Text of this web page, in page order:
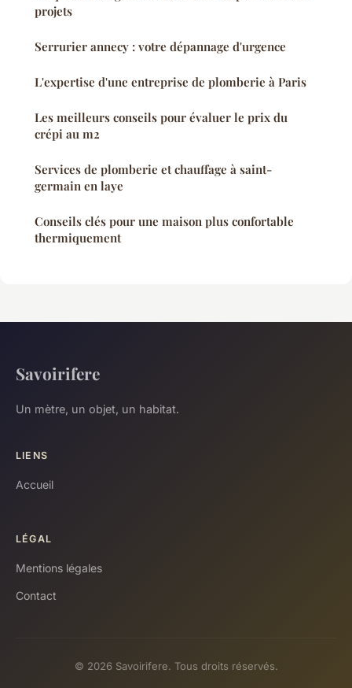
projets
Serrurier annecy : votre dépannage d'urgence
L'expertise d'une entreprise de plomberie à Paris
Les meilleurs conseils pour évaluer le prix du
crépi au m2
Services de plomberie et chauffage à saint-
germain en laye
Conseils clés pour une maison plus confortable
thermiquement
Savoirifere
Un mètre, un objet, un habitat.
LIENS
Accueil
LÉGAL
Mentions légales
Contact
© 2026 Savoirifere. Tous droits réservés.